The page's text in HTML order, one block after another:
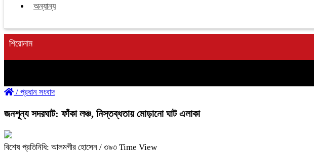
অন্যান্য
শিরোনাম
/ প্রধান সংবাদ
জনশূন্য সদরঘাট: ফাঁকা লঞ্চ, নিস্তব্ধতায় মোড়ানো ঘাট এলাকা
বিশেষ প্রতিনিধি: আলমগীর হোসেন / ৩৯৩ Time View